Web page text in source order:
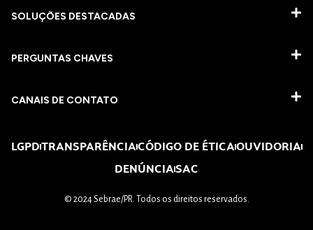
SOLUÇÕES DESTACADAS
PERGUNTAS CHAVES​
CANAIS DE CONTATO
LGPDTRANSPARÊNCIACÓDIGO DE ÉTICAOUVIDORIA
DENÚNCIASAC
© 2024 Sebrae/PR. Todos os direitos reservados.